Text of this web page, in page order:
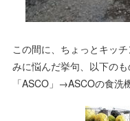
この間に、ちょっとキッ
みに悩んだ挙句、以下の
「ASCO」→ASCOの食洗